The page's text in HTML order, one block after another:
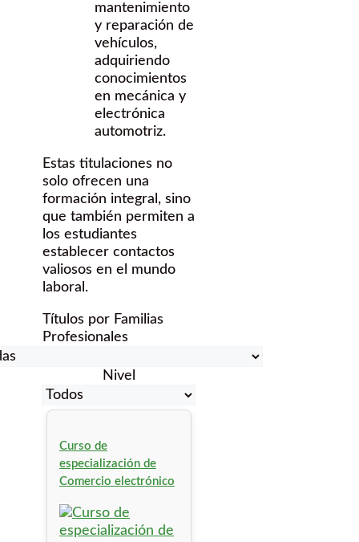
mantenimiento
y reparación de
vehículos,
adquiriendo
conocimientos
en mecánica y
electrónica
automotriz.
Estas titulaciones no
solo ofrecen una
formación integral, sino
que también permiten a
los estudiantes
establecer contactos
valiosos en el mundo
laboral.
Títulos por Familias
Profesionales
Nivel
Curso de
especialización de
Comercio electrónico